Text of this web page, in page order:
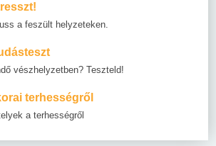
a feszült helyzeteken.
vészhelyzetben? Teszteld!
terhességről
a terhességről